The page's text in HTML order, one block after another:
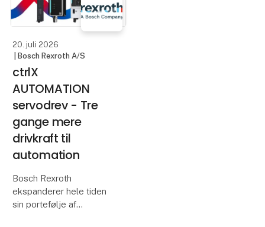
er sensoren en ideel
løsning til krævende i
20. juli 2026
| Bosch Rexroth A/S
ctrlX
AUTOMATION
servodrev - Tre
gange mere
drivkraft til
automation
Bosch Rexroth
ekspanderer hele tiden
sin portefølje af